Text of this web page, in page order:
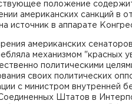
положение
американских санкций в
источник в аппарате
американских
механизмом "красных
политическими
своих политических
с министром внутренней
Штатов в